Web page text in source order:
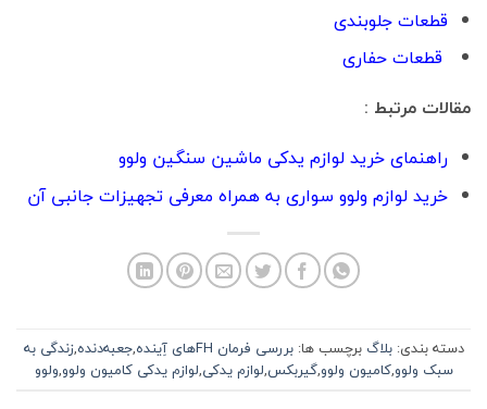
قطعات جلوبندی
قطعات حفاری
مقالات مرتبط :
راهنمای خرید لوازم یدکی ماشین سنگین ولوو
خرید لوازم ولوو سواری به همراه معرفی تجهیزات جانبی آن
دسته بندی:بلاگ برچسب ها:بررسی فرمان FHهای آِینده ,جعبه‌دنده,زندگی به
سبک ولوو,کامیون ولوو,گیربکس,لوازم یدکی,لوازم یدکی کامیون ولوو,ولوو